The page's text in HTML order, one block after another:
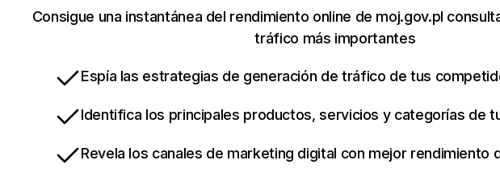
Consigue una instantánea del rendimiento online de moj.gov.pl
tráfico más importantes
Espía las estrategias de generación de tráfico de tus
Identifica los principales productos, servicios y categorías de
Revela los canales de marketing digital con mejor rendimiento